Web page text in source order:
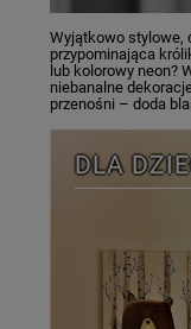
Wyjątkowo stylowe,
przypominająca
lub kolorowy neon?
niebanalne
przenośni – doda
DLA